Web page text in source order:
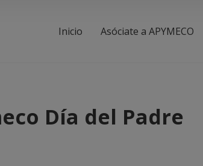
Inicio Asóciate a APYMECO
Día del Padre